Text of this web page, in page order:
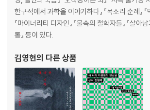
한구석에서 과학을 이야기하다』 『목소리 순례』
『마이너리티 디자인』 『물속의 철학자들』 『살아
통』 등이 있다.
김영현의 다른 상품